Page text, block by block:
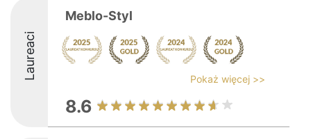
Laureaci
Meblo-Styl
Pokaż więcej >>
8.6